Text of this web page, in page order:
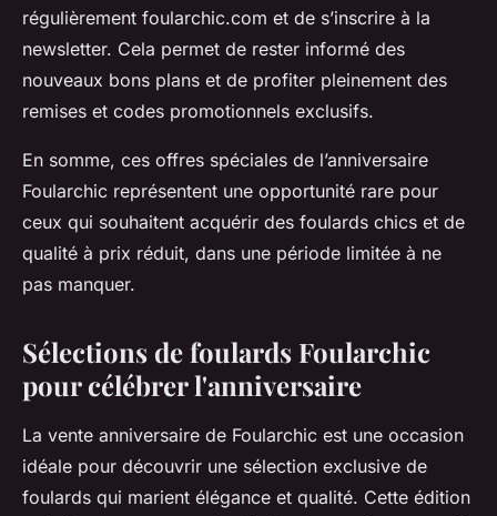
régulièrement foularchic.com et de s’inscrire à la
newsletter. Cela permet de rester informé des
nouveaux bons plans et de profiter pleinement des
remises et codes promotionnels exclusifs.
En somme, ces offres spéciales de l’anniversaire
Foularchic représentent une opportunité rare pour
ceux qui souhaitent acquérir des foulards chics et de
qualité à prix réduit, dans une période limitée à ne
pas manquer.
Sélections de foulards Foularchic
pour célébrer l'anniversaire
La vente anniversaire de Foularchic est une occasion
idéale pour découvrir une sélection exclusive de
foulards qui marient élégance et qualité. Cette édition